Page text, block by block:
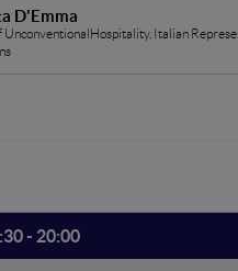
D'Emma
UnconventionalHospitality, Italian
- 20:00